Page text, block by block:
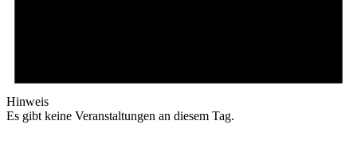
Hinweis
Es gibt keine Veranstaltungen an diesem Tag.